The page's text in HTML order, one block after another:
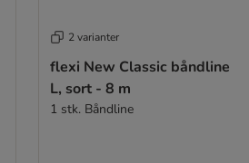
2 varianter
flexi New Classic båndline
L, sort - 8 m
1 stk. Båndline